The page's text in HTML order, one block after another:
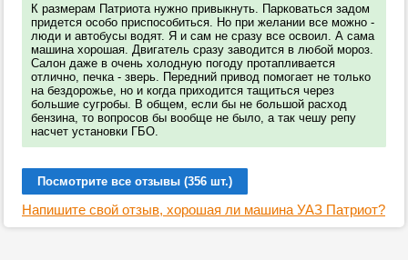
К размерам Патриота нужно привыкнуть. Парковаться задом
придется особо приспособиться. Но при желании все можно -
люди и автобусы водят. Я и сам не сразу все освоил. А сама
машина хорошая. Двигатель сразу заводится в любой мороз.
Салон даже в очень холодную погоду протапливается
отлично, печка - зверь. Передний привод помогает не только
на бездорожье, но и когда приходится тащиться через
большие сугробы. В общем, если бы не большой расход
бензина, то вопросов бы вообще не было, а так чешу репу
насчет установки ГБО.
Посмотрите все отзывы (356 шт.)
Напишите свой отзыв, хорошая ли машина УАЗ Патриот?